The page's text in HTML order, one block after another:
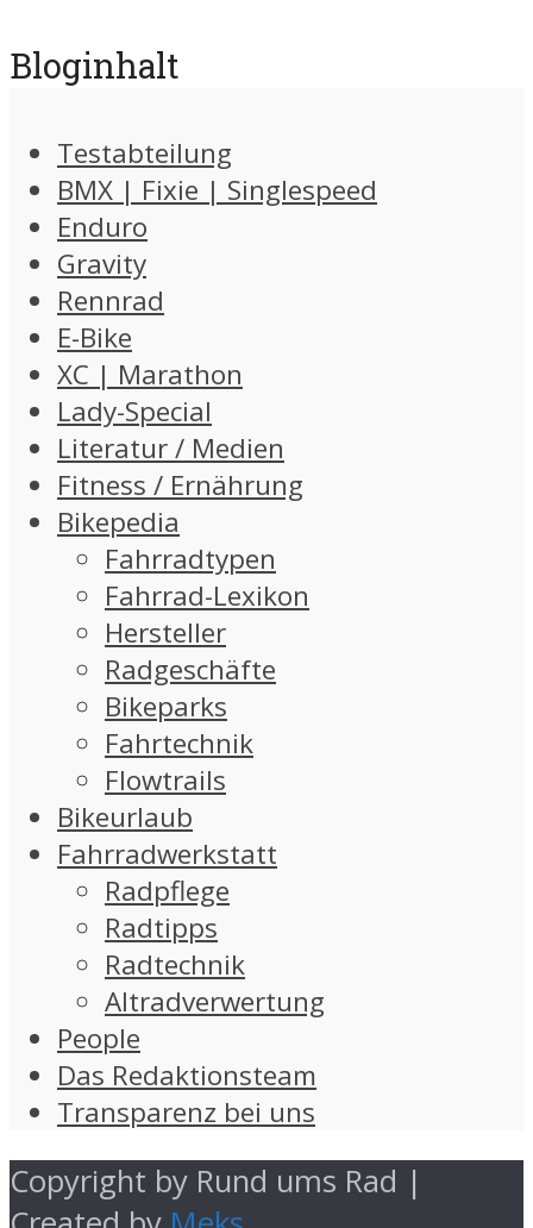
Bloginhalt
Testabteilung
BMX | Fixie | Singlespeed
Enduro
Gravity
Rennrad
E-Bike
XC | Marathon
Lady-Special
Literatur / Medien
Fitness / Ernährung
Bikepedia
Fahrradtypen
Fahrrad-Lexikon
Hersteller
Radgeschäfte
Bikeparks
Fahrtechnik
Flowtrails
Bikeurlaub
Fahrradwerkstatt
Radpflege
Radtipps
Radtechnik
Altradverwertung
People
Das Redaktionsteam
Transparenz bei uns
Copyright by Rund ums Rad |